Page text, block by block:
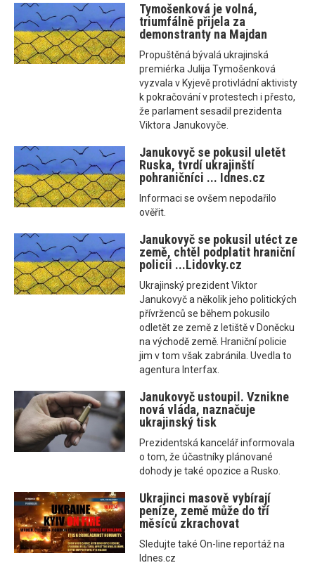
Tymošenková je volná,
triumfálně přijela za
demonstranty na Majdan
Propuštěná bývalá ukrajinská
premiérka Julija Tymošenková
vyzvala v Kyjevě protivládní aktivisty
k pokračování v protestech i přesto,
že parlament sesadil prezidenta
Viktora Janukovyče.
Janukovyč se pokusil uletět
Ruska, tvrdí ukrajinští
pohraničníci ... Idnes.cz
Informaci se ovšem nepodařilo
ověřit.
Janukovyč se pokusil utéct ze
země, chtěl podplatit hraniční
policii ...Lidovky.cz
Ukrajinský prezident Viktor
Janukovyč a několik jeho politických
přívrženců se během pokusilo
odletět ze země z letiště v Doněcku
na východě země. Hraniční policie
jim v tom však zabránila. Uvedla to
agentura Interfax.
Janukovyč ustoupil. Vznikne
nová vláda, naznačuje
ukrajinský tisk
Prezidentská kancelář informovala
o tom, že účastníky plánované
dohody je také opozice a Rusko.
Ukrajinci masově vybírají
peníze, země může do tří
měsíců zkrachovat
Sledujte také On-line reportáž na
Idnes.cz